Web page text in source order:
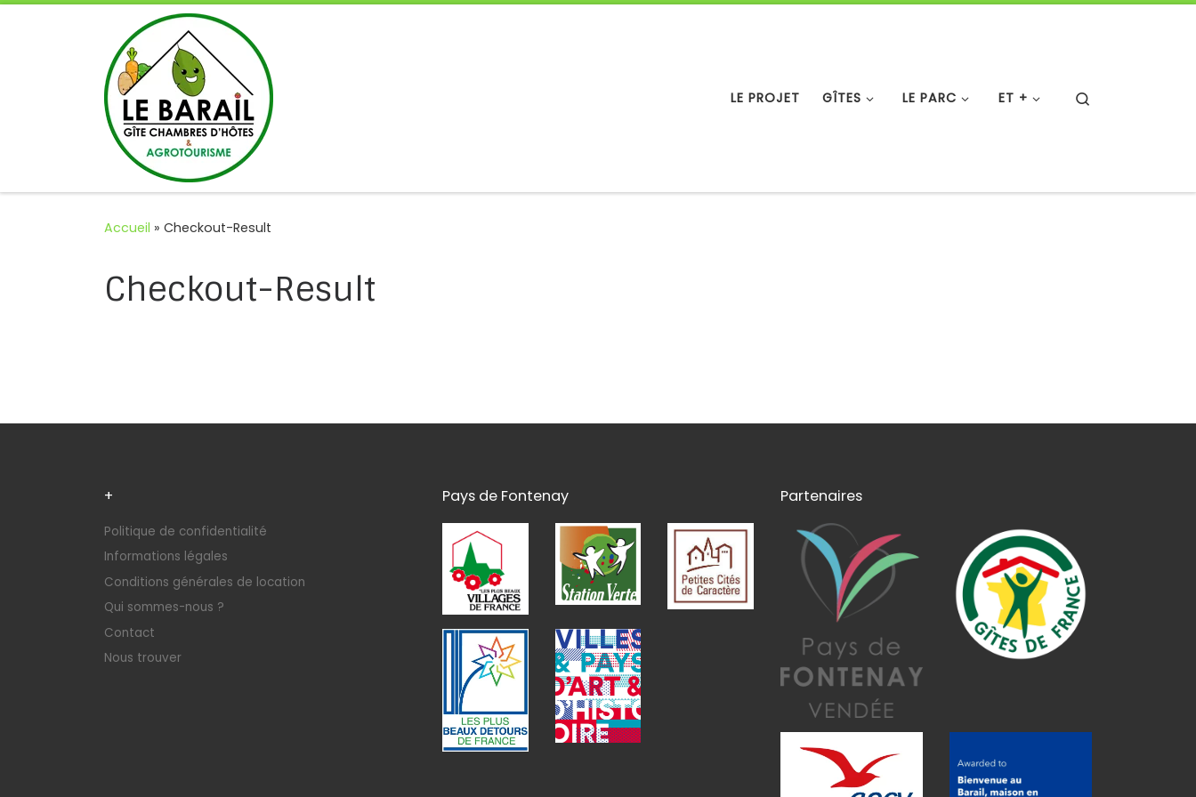
Passer au contenu
LE PROJET GÎTES LE PARC ET +
Accueil » Checkout-Result
Checkout-Result
+
Politique de confidentialité
Informations légales
Conditions générales de location
Qui sommes-nous ?
Contact
Nous trouver
Pays de Fontenay Partenaires